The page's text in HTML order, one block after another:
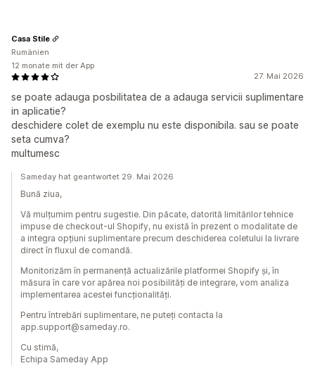
27. Mai 2026
se poate adauga posbilitatea de a adauga servicii suplimentare
in aplicatie?
deschidere colet de exemplu nu este disponibila. sau se poate
seta cumva?
multumesc
Casa Stile
Rumänien
12 monate mit der App
Sameday hat geantwortet 29. Mai 2026
Bună ziua,
Vă mulțumim pentru sugestie. Din păcate, datorită limitărilor tehnice
impuse de checkout-ul Shopify, nu există în prezent o modalitate de
a integra opțiuni suplimentare precum deschiderea coletului la livrare
direct în fluxul de comandă.
Monitorizăm în permanență actualizările platformei Shopify și, în
măsura în care vor apărea noi posibilități de integrare, vom analiza
implementarea acestei funcționalități.
Pentru întrebări suplimentare, ne puteți contacta la
app.support@sameday.ro.
Cu stimă,
Echipa Sameday App